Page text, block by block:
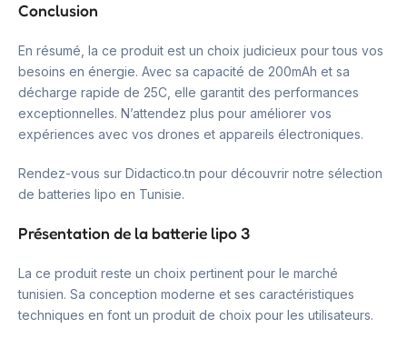
Conclusion
En résumé, la ce produit est un choix judicieux pour tous vos
besoins en énergie. Avec sa capacité de 200mAh et sa
décharge rapide de 25C, elle garantit des performances
exceptionnelles. N’attendez plus pour améliorer vos
expériences avec vos drones et appareils électroniques.
Rendez-vous sur Didactico.tn pour découvrir notre sélection
de batteries lipo en Tunisie.
Présentation de la batterie lipo 3
La ce produit reste un choix pertinent pour le marché
tunisien. Sa conception moderne et ses caractéristiques
techniques en font un produit de choix pour les utilisateurs.